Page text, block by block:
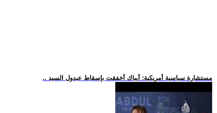
.. مستشارة سياسية أمريكية: أيباك أخفقت بإسقاط عبدول السيد